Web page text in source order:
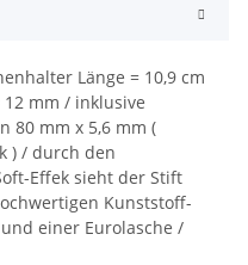
Länge = 10,9 cm
mm / inklusive
80 mm x 5,6 mm (
) / durch den
Effek sieht der Stift
Kunststoff-
einer Eurolasche /